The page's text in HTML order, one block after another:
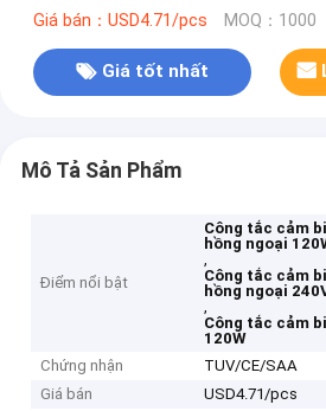
với điện áp đầu vào cao 120V-
Giá bán：USD4.71/pcs MOQ：1000
Giá tốt nhất
Mô Tả Sản Phẩm
Điểm nổi bật
Công tắc cảm
hồng ngoại
,
Công tắc cảm
hồng ngoại
,
Công tắc cảm
120W
Chứng nhận
TUV/CE/SAA
Giá bán
USD4.71/pcs